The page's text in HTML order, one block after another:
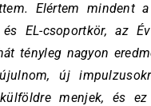
Elértem mindent
EL-csoportkör, az
tényleg nagyon
új
menjek, és